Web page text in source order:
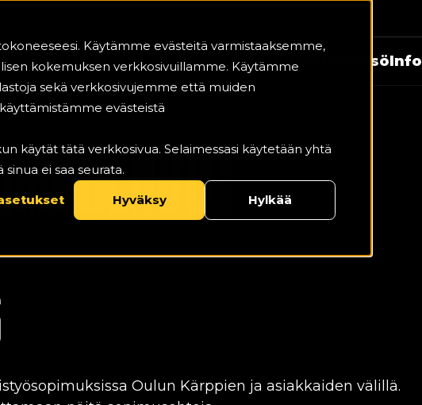
Käytämme evästeitä varmistaaksemme,
kokemuksen verkkosivuillamme. Käytämme
sekä verkkosivujemme että muiden
evästeistä
käytät tätä verkkosivua. Selaimessasi käytetään yhtä
ei saa seurata.
Hyväksy Hylkää
Ottelut Kausikortit Uutiset YhteisöInfo
Oulun Kärppien ja asiakkaiden välillä.